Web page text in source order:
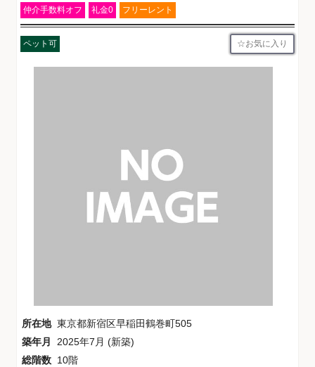
仲介手数料オフ 礼金0 フリーレント
ペット可 お気に入り
所在地 東京都新宿区早稲田鶴巻町505
築年月
2025年7月 (新築)
総階数 10階